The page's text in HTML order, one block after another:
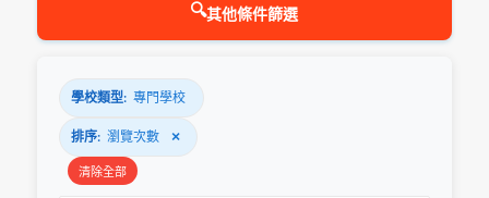
🔍其他條件篩選
學校類型: 專門學校
排序: 瀏覽次數 ×
清除全部